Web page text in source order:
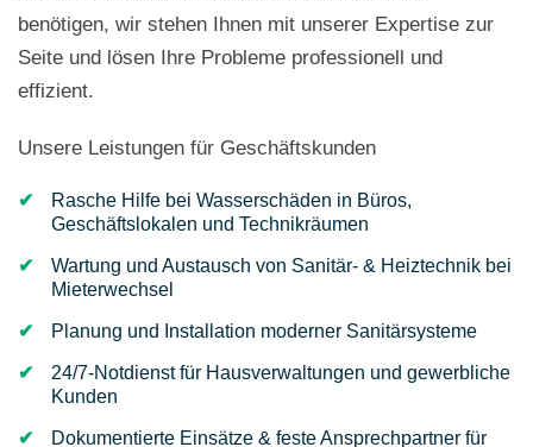
benötigen, wir stehen Ihnen mit unserer Expertise zur
Seite und lösen Ihre Probleme professionell und
effizient.
Unsere Leistungen für Geschäftskunden
Rasche Hilfe bei Wasserschäden in Büros,
Geschäftslokalen und Technikräumen
Wartung und Austausch von Sanitär- & Heiztechnik bei
Mieterwechsel
Planung und Installation moderner Sanitärsysteme
24/7-Notdienst für Hausverwaltungen und gewerbliche
Kunden
Dokumentierte Einsätze & feste Ansprechpartner für